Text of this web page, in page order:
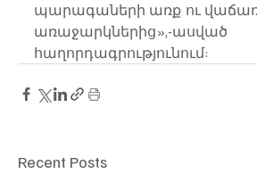
պարագաների առք ու
հաղորդագրությունում:
Recent Posts